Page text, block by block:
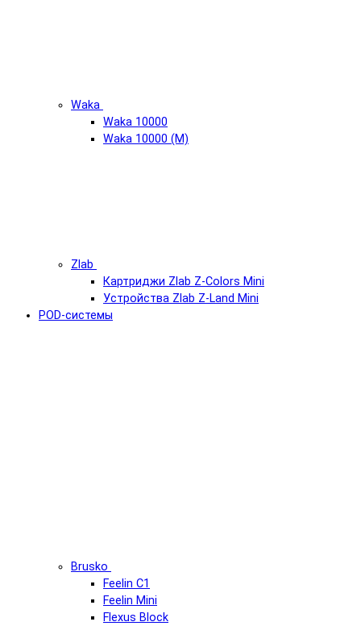
Waka
Waka 10000
Waka 10000 (М)
Zlab
Картриджи Zlab Z-Colors Mini
Устройства Zlab Z-Land Mini
POD-системы
Brusko
Feelin C1
Feelin Mini
Flexus Block